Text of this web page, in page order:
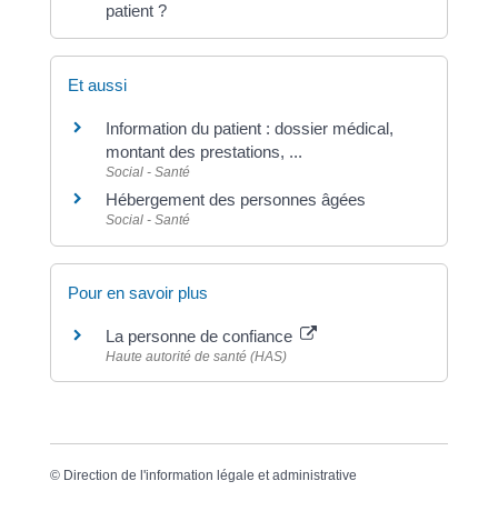
patient ?
Et aussi
Information du patient : dossier médical,
montant des prestations, ...
Social - Santé
Hébergement des personnes âgées
Social - Santé
Pour en savoir plus
La personne de confiance
Haute autorité de santé (HAS)
© Direction de l'information légale et administrative